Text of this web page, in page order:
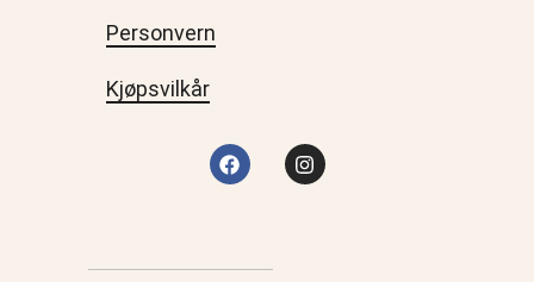
Personvern
Kjøpsvilkår